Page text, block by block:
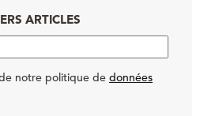
ARTICLES
notre politique de données